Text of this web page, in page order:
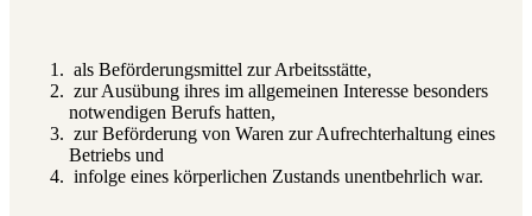
als Beförderungsmittel zur Arbeitsstätte,
zur Ausübung ihres im allgemeinen Interesse besonders
notwendigen Berufs hatten,
zur Beförderung von Waren zur Aufrechterhaltung eines
Betriebs und
infolge eines körperlichen Zustands unentbehrlich war.